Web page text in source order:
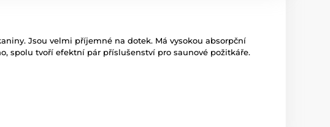
Jsou velmi příjemné na dotek. Má vysokou absorpční
spolu tvoří efektní pár příslušenství pro saunové požitkáře.